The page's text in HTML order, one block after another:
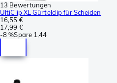
13 Bewertungen
UltiClip XL Gürtelclip für Scheiden
16,55 €
17,99 €
-8 %Spare 1,44